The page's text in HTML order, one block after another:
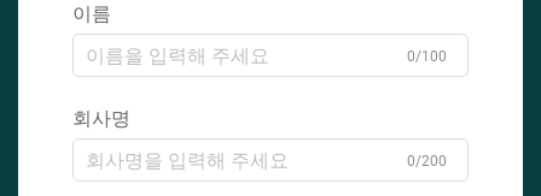
이름
0/100
회사명
0/200